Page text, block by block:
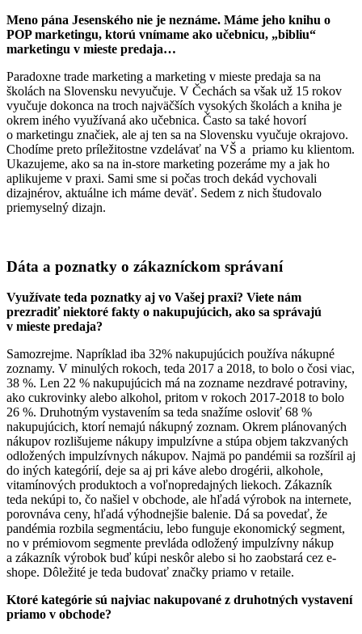
Meno pána Jesenského nie je neznáme. Máme jeho knihu o
POP marketingu, ktorú vnímame ako učebnicu, „bibliu“
marketingu v mieste predaja…
Paradoxne trade marketing a marketing v mieste predaja sa na
školách na Slovensku nevyučuje. V Čechách sa však už 15 rokov
vyučuje dokonca na troch najväčších vysokých školách a kniha je
okrem iného využívaná ako učebnica. Často sa také hovorí
o marketingu značiek, ale aj ten sa na Slovensku vyučuje okrajovo.
Chodíme preto príležitostne vzdelávať na VŠ a priamo ku klientom.
Ukazujeme, ako sa na in-store marketing pozeráme my a jak ho
aplikujeme v praxi. Sami sme si počas troch dekád vychovali
dizajnérov, aktuálne ich máme deväť. Sedem z nich študovalo
priemyselný dizajn.
Dáta a poznatky o zákazníckom správaní
Využívate teda poznatky aj vo Vašej praxi? Viete nám
prezradiť niektoré fakty o nakupujúcich, ako sa správajú
v mieste predaja?
Samozrejme. Napríklad iba 32% nakupujúcich používa nákupné
zoznamy. V minulých rokoch, teda 2017 a 2018, to bolo o čosi viac,
38 %. Len 22 % nakupujúcich má na zozname nezdravé potraviny,
ako cukrovinky alebo alkohol, pritom v rokoch 2017-2018 to bolo
26 %. Druhotným vystavením sa teda snažíme osloviť 68 %
nakupujúcich, ktorí nemajú nákupný zoznam. Okrem plánovaných
nákupov rozlišujeme nákupy impulzívne a stúpa objem takzvaných
odložených impulzívnych nákupov. Najmä po pandémii sa rozšíril aj
do iných kategórií, deje sa aj pri káve alebo drogérii, alkohole,
vitamínových produktoch a voľnopredajných liekoch. Zákazník
teda nekúpi to, čo našiel v obchode, ale hľadá výrobok na internete,
porovnáva ceny, hľadá výhodnejšie balenie. Dá sa povedať, že
pandémia rozbila segmentáciu, lebo funguje ekonomický segment,
no v prémiovom segmente prevláda odložený impulzívny nákup
a zákazník výrobok buď kúpi neskôr alebo si ho zaobstará cez e-
shope. Dôležité je teda budovať značky priamo v retaile.
Ktoré kategórie sú najviac nakupované z druhotných vystavení
priamo v obchode?